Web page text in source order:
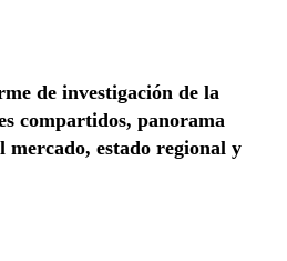
de investigación de la
compartidos, panorama
mercado, estado regional y